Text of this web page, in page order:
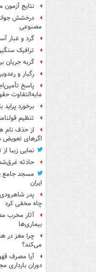
نتایج
درخشش
مصنوعی
گرد و غبار
ترافیک
گربه جریان
رگبار و
پاسخ
مابه‌التفاوت
برخورد پراید با تیر برق
تنظیم
از حذف نام
اگرهای تعویض
نمایی زیبا
حادثه غرق‌شدگی در
مسجد جامع
ایران
پدر
چاه مخفی کرد
آثار مخرب
بیماری‌ها
چرا مغز در
می‌کند؟
آیا مصرف
دوران بارداری